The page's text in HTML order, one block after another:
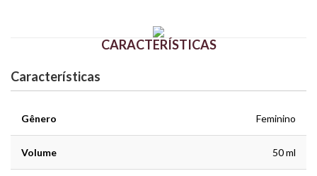
CARACTERÍSTICAS
Características
Gênero Feminino
Volume 50 ml